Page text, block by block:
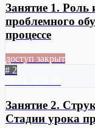
Занятие 1. Роль
проблемного
процессе
доступ закрыт
# 2
Занятие 2.
Стадии урока